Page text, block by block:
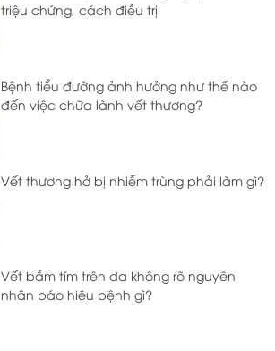
triệu chứng, cách điều trị
Bệnh tiểu đường ảnh hưởng như thế nào
đến việc chữa lành vết thương?
Vết thương hở bị nhiễm trùng phải làm gì?
Vết bầm tím trên da không rõ nguyên
nhân báo hiệu bệnh gì?